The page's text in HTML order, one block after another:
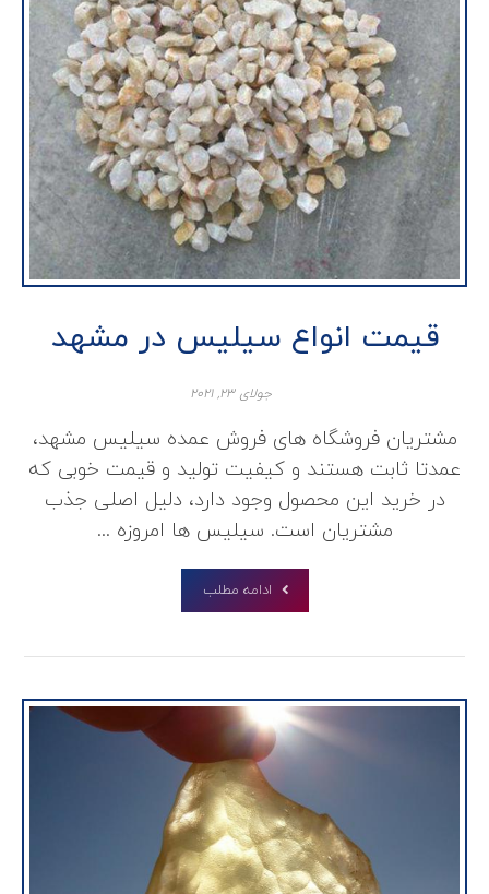
قیمت انواع سیلیس در مشهد
جولای ۲۳, ۲۰۲۱
مشتریان فروشگاه های فروش عمده سیلیس مشهد،
عمدتا ثابت هستند و کیفیت تولید و قیمت خوبی که
در خرید این محصول وجود دارد، دلیل اصلی جذب
مشتریان است. سیلیس ها امروزه ...
ادامه مطلب